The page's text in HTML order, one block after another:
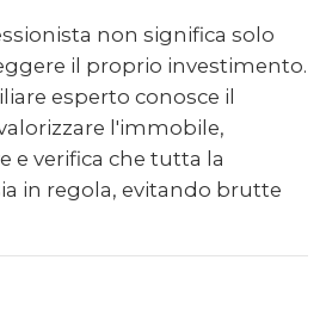
non significa solo
il proprio investimento.
esperto conosce il
l'immobile,
e verifica che tutta la
in regola, evitando brutte